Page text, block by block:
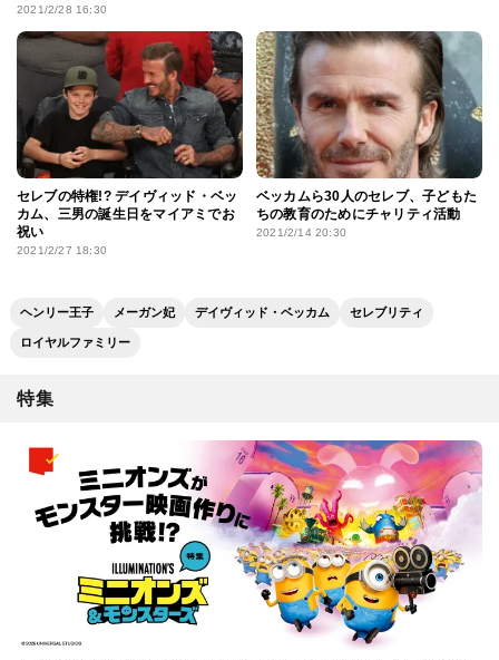
2021/2/28 16:30
セレブの特権!? デイヴィッド・ベッ
カム、三男の誕生日をマイアミでお
祝い
2021/2/27 18:30
ベッカムら30人のセレブ、子どもた
ちの教育のためにチャリティ活動
2021/2/14 20:30
ヘンリー王子 メーガン妃 デイヴィッド・ベッカム セレブリティ
ロイヤルファミリー
特集